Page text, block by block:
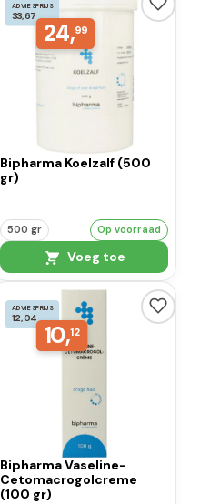
ADVIESPRIJS
33,67
24,99
Bipharma Koelzalf (500
gr)
500 gr Op voorraad
Voeg toe
ADVIESPRIJS
12,04
10,12
Bipharma Vaseline-
Cetomacrogolcreme
(100 gr)